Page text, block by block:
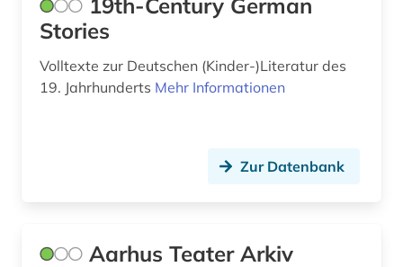
braak (1)
bremen (1)
brief (15)
Stories
Volltexte zur Deutschen (Kinder-)Literatur des
19. Jahrhunderts Mehr Informationen
Zur Datenbank
Aarhus Teater Arkiv